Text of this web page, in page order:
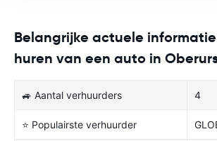
Belangrijke actuele
huren van een auto in
🚙 Aantal verhuurders 4
⭐ Populairste verhuurder